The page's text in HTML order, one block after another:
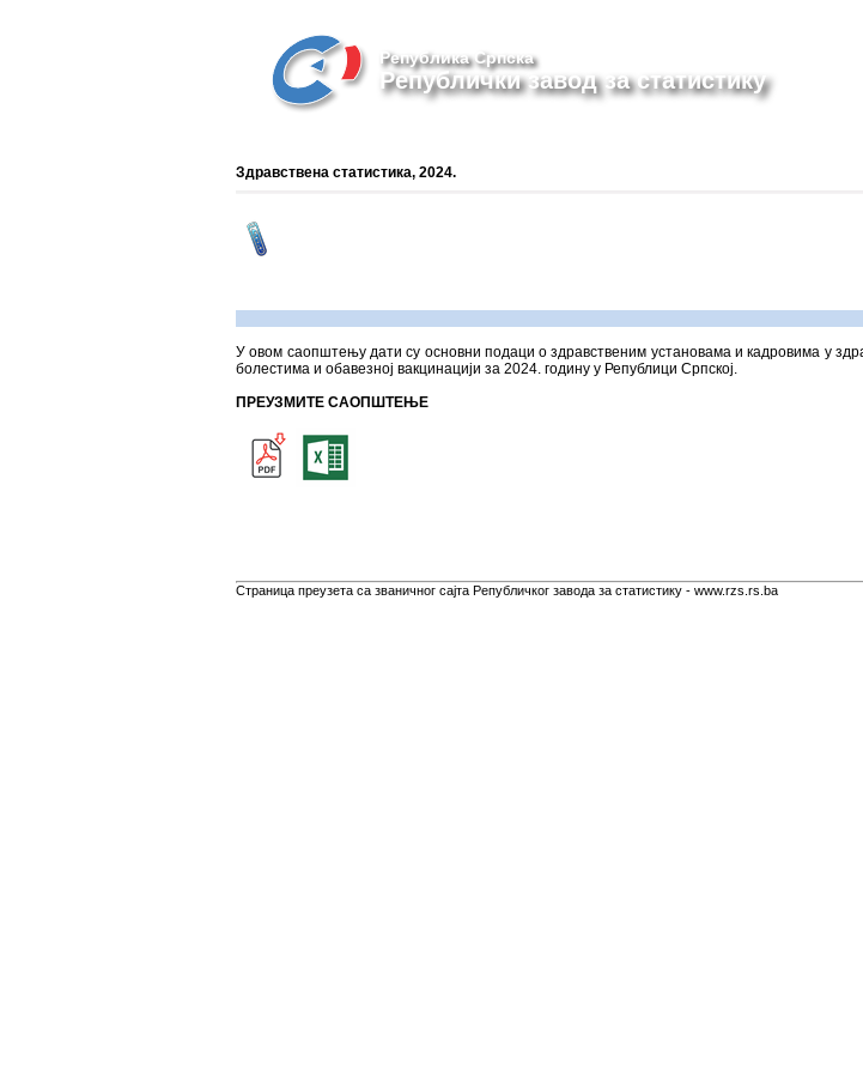
Република Српска
Републички завод за статистику
Здравствена статистика, 2024.
У овом саопштењу дати су основни подаци о здравственим установама и кадровима у
болестима и обавезној вакцинацији за 2024. годину у Републици Српској.
ПРЕУЗМИТЕ САОПШТЕЊЕ
Страница преузета са званичног сајта Републичког завода за статистику - www.rzs.rs.ba